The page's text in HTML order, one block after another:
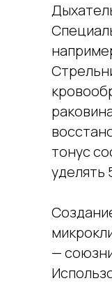
тонус
уделять
—